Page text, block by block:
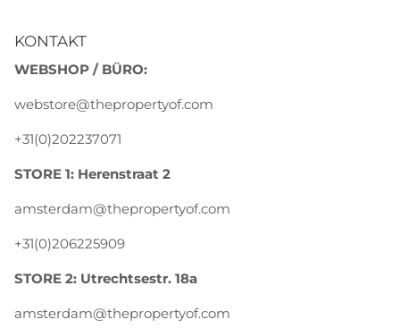
KONTAKT
WEBSHOP / BÜRO:
webstore@thepropertyof.com
+31(0)202237071
STORE 1: Herenstraat 2
amsterdam@thepropertyof.com
+31(0)206225909
STORE 2: Utrechtsestr. 18a
amsterdam@thepropertyof.com